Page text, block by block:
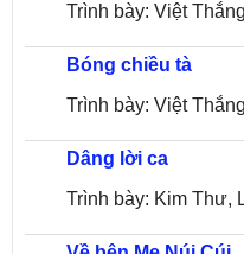
Trình bày: Việt Thắng
Bóng chiều tà
Trình bày: Việt Thắng
Dâng lời ca
Trình bày: Kim Thư,